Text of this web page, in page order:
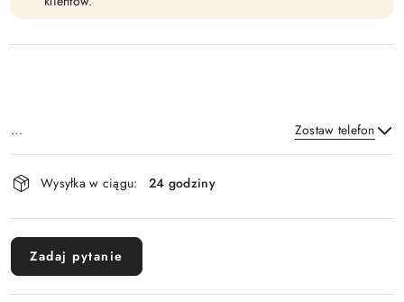
... Zostaw telefon
Dostępność
i
dostawa
Wysyłka w ciągu: 24 godziny
Zadaj pytanie